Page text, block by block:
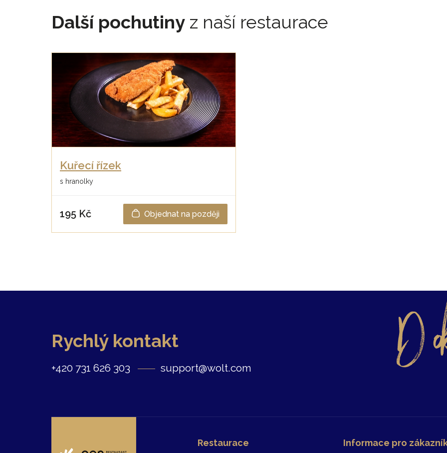
Další pochutiny z naší restaurace
Kuřecí řízek
s hranolky
195 Kč Objednat na později
Rychlý kontakt
+420 731 626 303 support@wolt.com
Restaurace Informace pro